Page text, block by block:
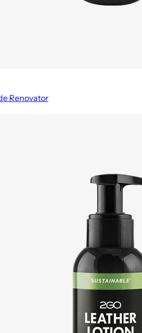
Renovator